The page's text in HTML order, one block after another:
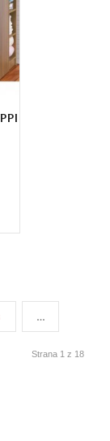
…
Strana 1 z 18